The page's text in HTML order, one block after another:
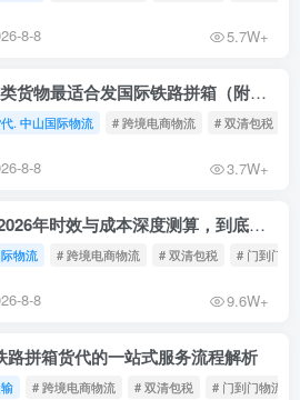
8-8 5.7W+
去欧洲散货走铁路？这5类货物最适合发国际铁路拼箱（附禁运清单）
. 中山国际物流 # 跨境电商物流 # 双清包税
8-8 3.7W+
铁路拼箱VS海运整柜：2026年时效与成本深度测算，到底能省多少钱？
物流 # 跨境电商物流 # 双清包税 # 门到门物
8-8 9.6W+
路拼箱货代的一站式服务流程解析
# 跨境电商物流 # 双清包税 # 门到门物流